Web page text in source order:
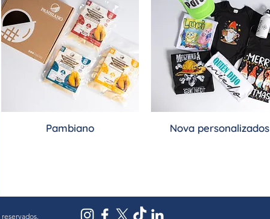
Pambiano Nova personalizados